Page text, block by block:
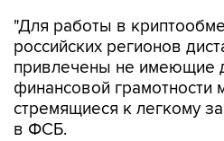
"Для работы в
российских регионов
привлечены не имеющие
финансовой
стремящиеся к легкому
в ФСБ.